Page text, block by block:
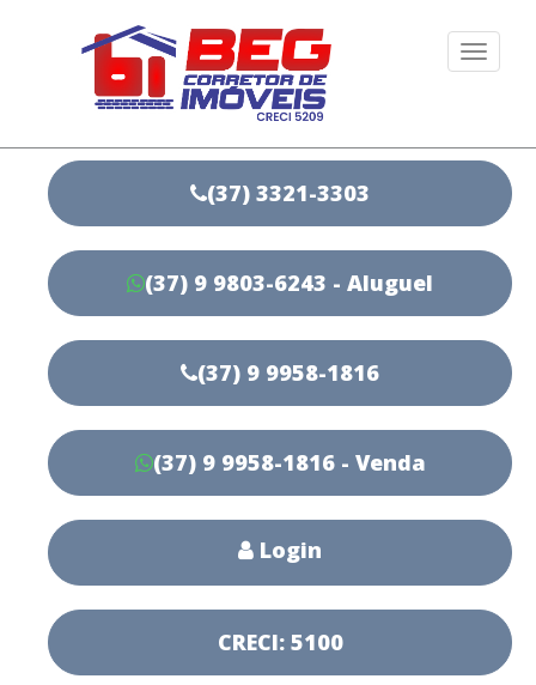
(37) 3321-3303
(37) 9 9803-6243 - Aluguel
(37) 9 9958-1816
(37) 9 9958-1816 - Venda
Login
CRECI: 5100